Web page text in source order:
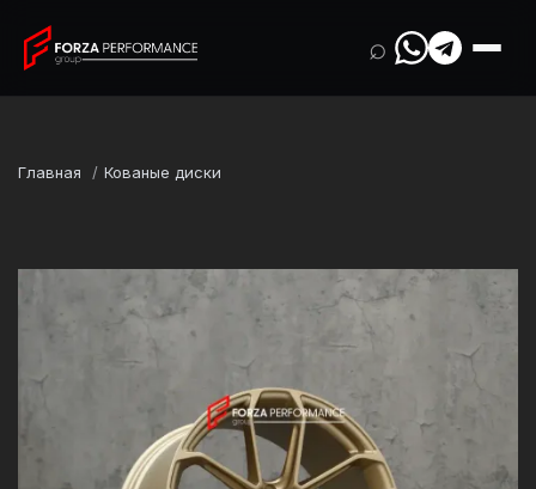
⌕
Главная Кованые диски
Марка
Porsche